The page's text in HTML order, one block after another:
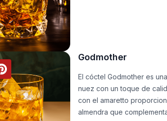
Godmother
El cóctel Godmother es
nuez con un toque de
con el amaretto
almendra que